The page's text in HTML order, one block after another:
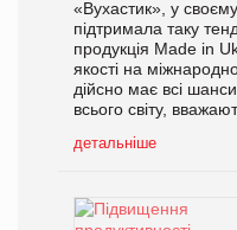
«Вухастик», у
підтримала таку
продукція Made in
якості на
дійсно має всі
всього світу,
детальніше